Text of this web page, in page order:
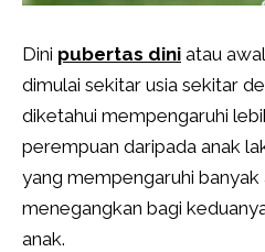
Dini pubertas dini atau
dimulai sekitar usia sekitar
diketahui mempengaruhi
perempuan daripada anak
yang mempengaruhi banyak
menegangkan bagi
anak.